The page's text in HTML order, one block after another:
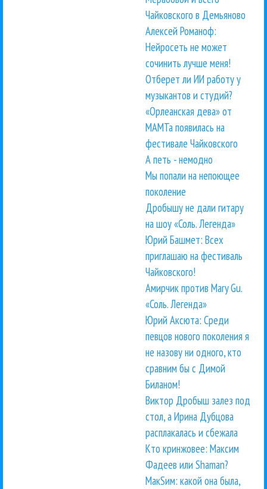
Чайковского в Демьяново
Алексей Романоф:
Нейросеть не может
сочинить лучше меня!
Отберет ли ИИ работу у
музыкантов и студий?
«Орлеанская дева» от
МАМТа появилась на
фестивале Чайковского
А петь - немодно
Мы попали на непоющее
поколение
Дробышу не дали гитару
на шоу «Соль. Легенда»
Юрий Башмет: Всех
приглашаю на фестиваль
Чайковского!
Амирчик против Mary Gu.
«Соль. Легенда»
Юрий Аксюта: Среди
певцов нового поколения я
не назову ни одного, кто
сравним бы с Димой
Биланом!
Виктор Дробыш залез под
стол, а Ирина Дубцова
расплакалась и сбежала
Кто кринжовее: Максим
Фадеев или Shaman?
МакSим: какой она была,